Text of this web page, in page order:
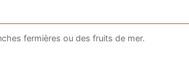
fermières ou des fruits de mer.